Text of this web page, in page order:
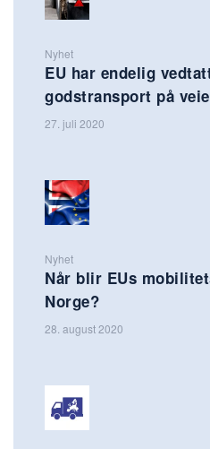
Nyhet
EU har endelig
godstransport på
27. juli 2020
Nyhet
Når blir EUs
Norge?
28. august 2020